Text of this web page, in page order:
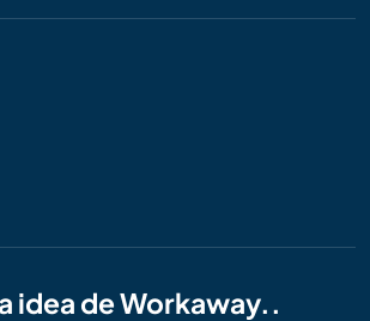
idea de Workaway..